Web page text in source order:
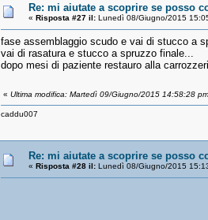
Re: mi aiutate a scoprire se posso
« Risposta #27 il: Lunedì 08/Giugno/2015
fase assemblaggio scudo e vai di stucco a
vai di rasatura e stucco a spruzzo finale...
dopo mesi di paziente restauro alla
« Ultima modifica: Martedì 09/Giugno/2015 14:58:28
caddu007
Re: mi aiutate a scoprire se posso
« Risposta #28 il: Lunedì 08/Giugno/2015